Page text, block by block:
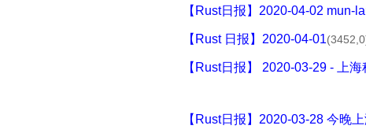
【Rust日报】2020-04-02 mun-
【Rust 日报】2020-04-01
【Rust日报】 2020-03-29 - 上
【Rust日报】2020-03-28 今晚